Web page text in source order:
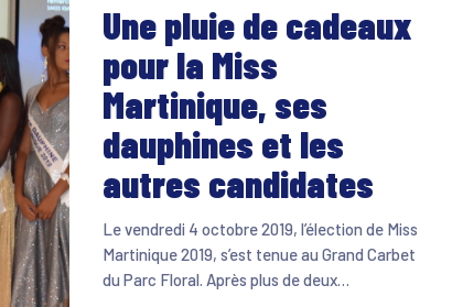
Une pluie de cadeaux
pour la Miss
Martinique, ses
dauphines et les
autres candidates
Le vendredi 4 octobre 2019, l’élection de Miss
Martinique 2019, s’est tenue au Grand Carbet
du Parc Floral. Après plus de deux…